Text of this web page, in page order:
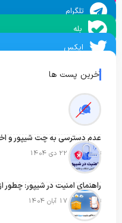
تلگرام
بله
ایکس
آخرین پست ها
عدم دسترسی به چت شیپور و
تاریخ انتشار: 22 دی 1404
راهنمای امنیت در شیپور: چطور
تاریخ انتشار: 17 آبان 1404